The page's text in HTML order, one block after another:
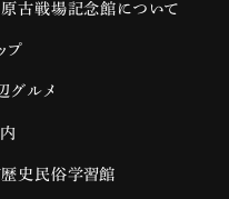
古戦場記念館について
プ
グルメ
史民俗学習館